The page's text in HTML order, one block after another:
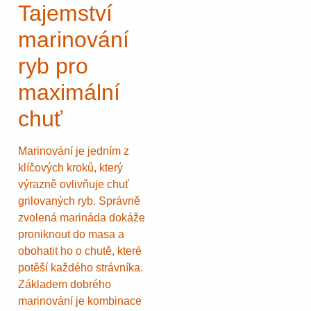
Tajemství
marinování
ryb pro
maximální
chuť
Marinování je jedním z
klíčových kroků, který
výrazně ovlivňuje chuť
grilovaných ryb. Správně
zvolená marináda dokáže
proniknout do masa a
obohatit ho o chutě, které
potěší každého strávníka.
Základem dobrého
marinování je kombinace